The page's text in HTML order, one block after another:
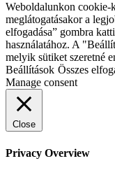
Weboldalunkon cookie-
meglátogatásakor a
elfogadása” gombra
használatához. A
melyik sütiket szeretné
Beállítások Összes
Manage consent
Close
Privacy Overview